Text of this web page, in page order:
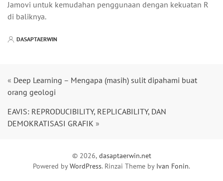
Jamovi untuk kemudahan penggunaan dengan kekuatan R
di baliknya.
DASAPTAERWIN
« Deep Learning – Mengapa (masih) sulit dipahami buat
orang geologi
EAVIS: REPRODUCIBILITY, REPLICABILITY, DAN
DEMOKRATISASI GRAFIK »
© 2026, dasaptaerwin.net
Powered byWordPress. Rinzai Theme by Ivan Fonin.